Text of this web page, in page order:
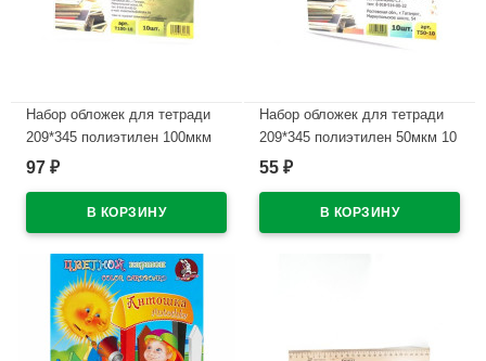
Набор обложек для тетради
209*345 полиэтилен 100мкм
10 штук в наборе арт Т100-10
97 ₽
Набор обложек для тетради
209*345 полиэтилен 50мкм 10
штук в наборе арт Т50-10
55 ₽